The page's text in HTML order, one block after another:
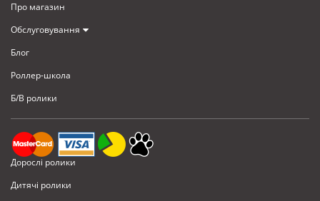
Про магазин
Обслуговування
Блог
Роллер-школа
Б/В ролики
Дорослі ролики
Дитячі ролики